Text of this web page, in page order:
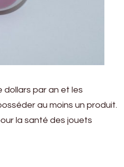
dollars par an et les
au moins un produit.
la santé des jouets